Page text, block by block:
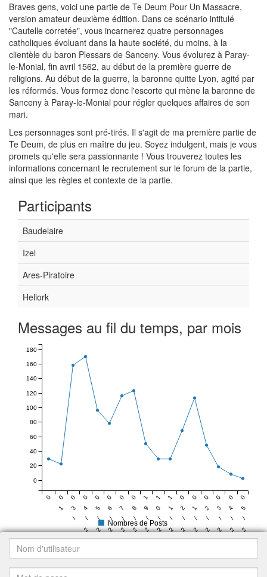
Braves gens, voici une partie de Te Deum Pour Un Massacre,
version amateur deuxième édition. Dans ce scénario intitulé
"Cautelle corretée", vous incarnerez quatre personnages
catholiques évoluant dans la haute société, du moins, à la
clientèle du baron Plessars de Sanceny. Vous évolurez à Paray-
le-Monial, fin avril 1562, au début de la première guerre de
religions. Au début de la guerre, la baronne quitte Lyon, agité par
les réformés. Vous formez donc l'escorte qui mène la baronne de
Sanceny à Paray-le-Monial pour régler quelques affaires de son
mari.
Les personnages sont pré-tirés. Il s'agit de ma première partie de
Te Deum, de plus en maître du jeu. Soyez indulgent, mais je vous
promets qu'elle sera passionnante ! Vous trouverez toutes les
informations concernant le recrutement sur le forum de la partie,
ainsi que les règles et contexte de la partie.
Participants
Baudelaire
Izel
Ares-Piratoire
Heliork
Messages au fil du temps, par mois
0
1
/
2
3
0
3
/
2
3
0
4
/
2
3
0
5
/
2
3
0
6
/
2
3
0
7
/
2
3
0
8
/
2
3
0
9
/
2
3
1
0
/
2
3
1
1
/
2
3
1
2
/
2
3
0
1
/
2
4
0
2
/
2
4
0
3
/
2
4
0
4
/
2
0
5
0
0
20
40
60
80
100
120
140
160
180
Nombres de Posts